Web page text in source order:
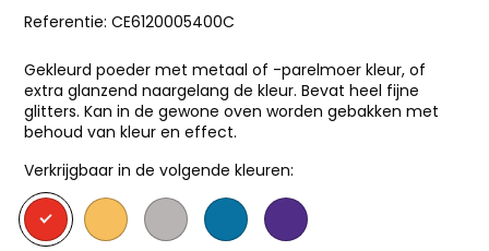
Referentie: CE6120005400C
Gekleurd poeder met metaal of -parelmoer kleur, of
extra glanzend naargelang de kleur. Bevat heel fijne
glitters. Kan in de gewone oven worden gebakken met
behoud van kleur en effect.
Verkrijgbaar in de volgende kleuren: